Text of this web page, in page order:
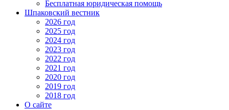
Бесплатная юридическая помощь
Шпаковский вестник
2026 год
2025 год
2024 год
2023 год
2022 год
2021 год
2020 год
2019 год
2018 год
О сайте